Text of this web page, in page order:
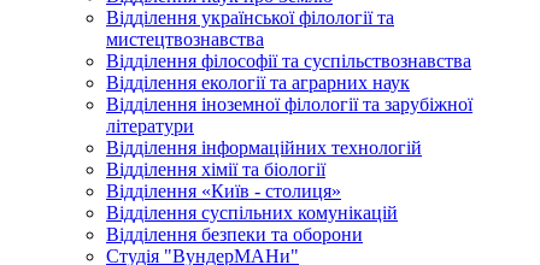
Відділення української філології та
мистецтвознавства
Відділення філософії та суспільствознавства
Відділення екології та аграрних наук
Відділення іноземної філології та зарубіжної
літератури
Відділення інформаційних технологій
Відділення хімії та біології
Відділення «Київ - столиця»
Відділення суспільних комунікацій
Відділення безпеки та оборони
Студія "ВундерМАНи"